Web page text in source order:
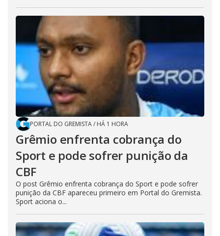
PORTAL DO GREMISTA/ HÁ 1 HORA
Grêmio enfrenta cobrança do
Sport e pode sofrer punição da
CBF
O post Grêmio enfrenta cobrança do Sport e pode sofrer
punição da CBF apareceu primeiro em Portal do Gremista.
Sport aciona o...